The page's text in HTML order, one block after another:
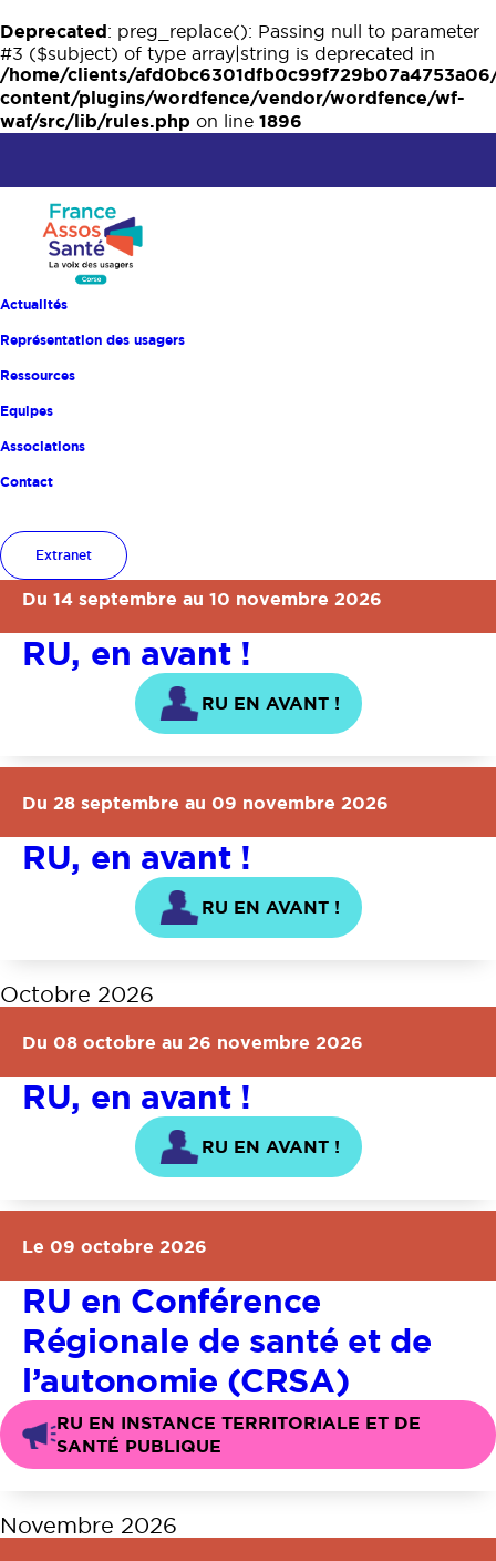
Deprecated: preg_replace(): Passing null to parameter
#3 ($subject) of type array|string is deprecated in
/home/clients/
content/plugins/wordfence/vendor/wordfence/wf-
waf/src/lib/rules.php on line 1896
Actualités
Représentation des usagers
Ressources
Equipes
Associations
Contact
Extranet
Septembre 2026
Groupe d’échanges et
d’analyse de pratiques
Du 14 septembre au 10 novembre 2026
RU, en avant !
RU EN AVANT !
Du 28 septembre au 09 novembre 2026
RU, en avant !
RU EN AVANT !
Octobre 2026
Du 08 octobre au 26 novembre 2026
RU, en avant !
RU EN AVANT !
Le 09 octobre 2026
RU en Conférence
Régionale de santé et de
l’autonomie (CRSA)
RU EN INSTANCE TERRITORIALE ET DE
SANTÉ PUBLIQUE
Novembre 2026